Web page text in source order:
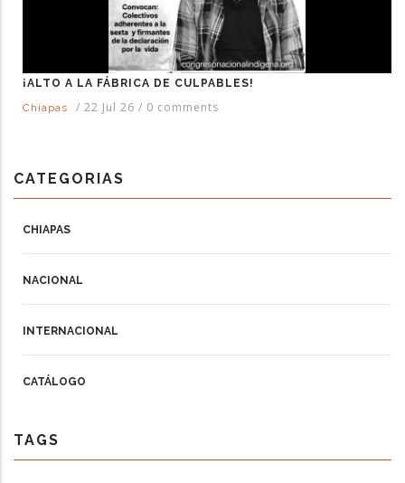
¡ALTO A LA FÁBRICA DE CULPABLES!
Chiapas
/ 22 Jul 26 / 0 comments
CATEGORIAS
CHIAPAS
NACIONAL
INTERNACIONAL
CATÁLOGO
TAGS